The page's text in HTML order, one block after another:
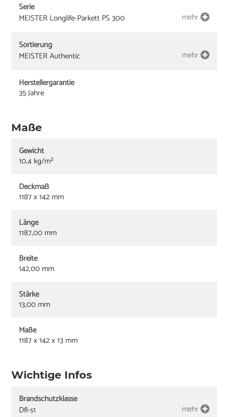
Serie
MEISTER Longlife-Parkett PS 300
mehr
Sortierung
MEISTER Authentic
mehr
Herstellergarantie
35 Jahre
Maße
Gewicht
10,4 kg/m²
Deckmaß
1187 x 142 mm
Länge
1187,00 mm
Breite
142,00 mm
Stärke
13,00 mm
Maße
1187 x 142 x 13 mm
Wichtige Infos
Brandschutzklasse
Dfl-s1
mehr